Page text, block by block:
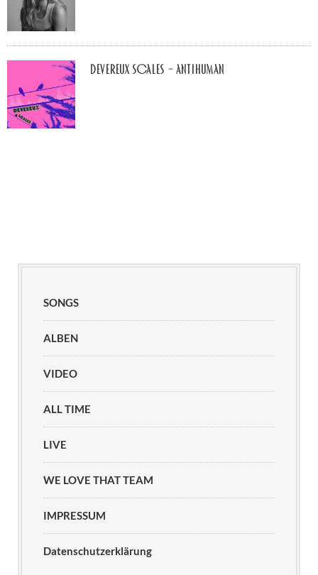
Devereux Scales – Antihuman
SONGS
ALBEN
VIDEO
ALL TIME
LIVE
WE LOVE THAT TEAM
IMPRESSUM
Datenschutzerklärung